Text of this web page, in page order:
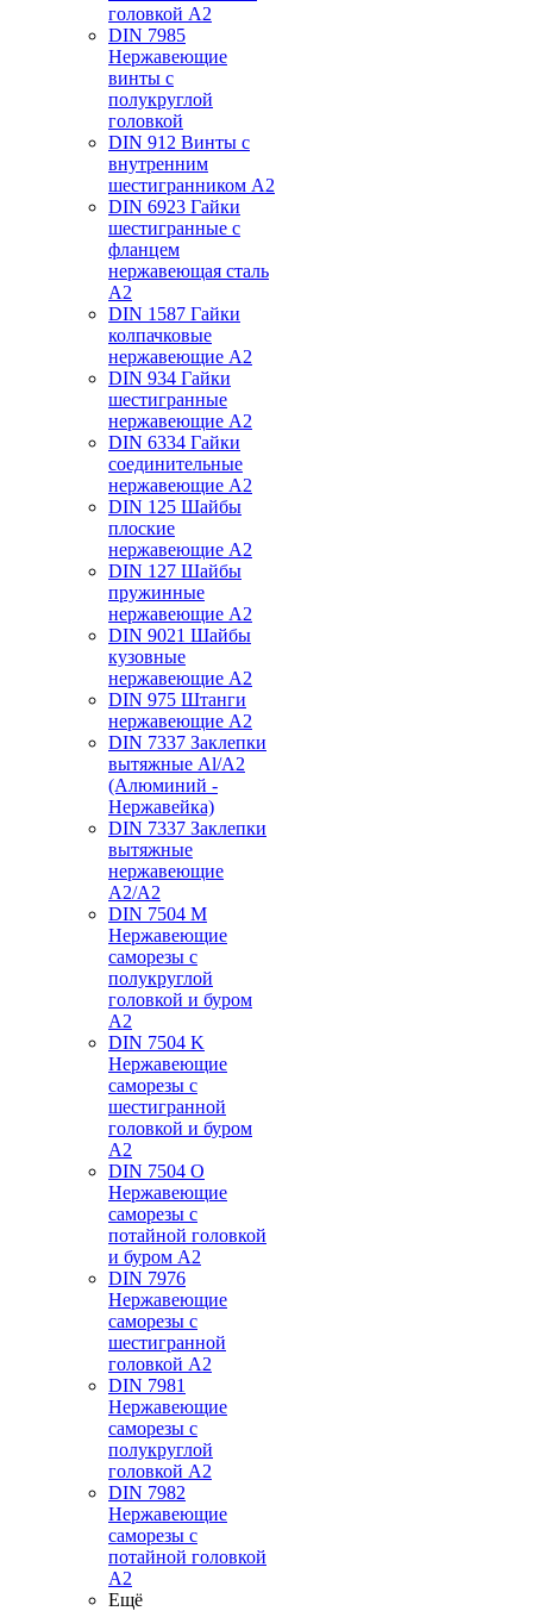
головкой А2
DIN 7985
Нержавеющие
винты с
полукруглой
головкой
DIN 912 Винты с
внутренним
шестигранником А2
DIN 6923 Гайки
шестигранные с
фланцем
нержавеющая сталь
А2
DIN 1587 Гайки
колпачковые
нержавеющие А2
DIN 934 Гайки
шестигранные
нержавеющие А2
DIN 6334 Гайки
соединительные
нержавеющие А2
DIN 125 Шайбы
плоские
нержавеющие А2
DIN 127 Шайбы
пружинные
нержавеющие А2
DIN 9021 Шайбы
кузовные
нержавеющие А2
DIN 975 Штанги
нержавеющие А2
DIN 7337 Заклепки
вытяжные Al/A2
(Алюминий -
Нержавейка)
DIN 7337 Заклепки
вытяжные
нержавеющие
A2/A2
DIN 7504 M
Нержавеющие
саморезы с
полукруглой
головкой и буром
А2
DIN 7504 K
Нержавеющие
саморезы с
шестигранной
головкой и буром
А2
DIN 7504 O
Нержавеющие
саморезы с
потайной головкой
и буром А2
DIN 7976
Нержавеющие
саморезы с
шестигранной
головкой А2
DIN 7981
Нержавеющие
саморезы с
полукруглой
головкой А2
DIN 7982
Нержавеющие
саморезы с
потайной головкой
А2
Ещё